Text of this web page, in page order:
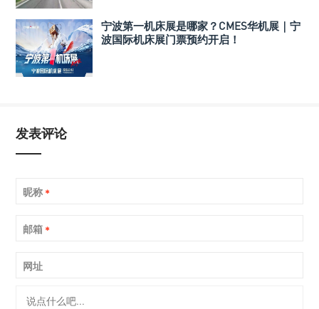
宁波第一机床展是哪家？CMES华机展｜宁
波国际机床展门票预约开启！
发表评论
昵称 *
邮箱 *
网址